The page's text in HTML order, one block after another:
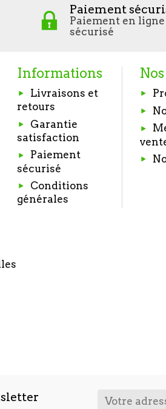
Paiement
Paiement en ligne
sécurisé
Informations
Livraisons et
retours
Garantie
satisfaction
Paiement
sécurisé
Conditions
générales